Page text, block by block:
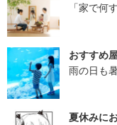
「家で何
おすすめ
雨の日も
夏休みに